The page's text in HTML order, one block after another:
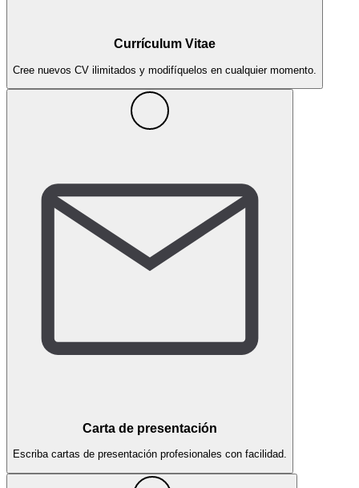
Currículum Vitae
Cree nuevos CV ilimitados y modifíquelos en cualquier momento.
Carta de presentación
Escriba cartas de presentación profesionales con facilidad.